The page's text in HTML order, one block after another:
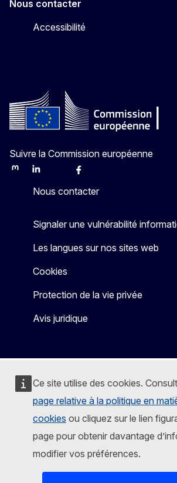
Ce site utilise des cookies.
page relative à la politique en
cookies ou cliquez sur le lien
page pour obtenir davantage
modifier vos préférences.
Nous contacter
Accessibilité
Suivre la Commission européenne
MastodonLinkedInBlueskyFacebook
Nous contacter
Signaler une vulnérabilité
Les langues sur nos sites web
Cookies
Protection de la vie privée
Avis juridique